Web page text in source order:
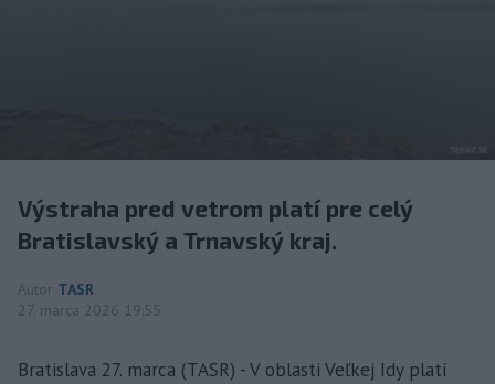
Výstraha pred vetrom platí pre celý
Bratislavský a Trnavský kraj.
Autor TASR
27. marca 2026 19:55
Bratislava 27. marca (TASR) - V oblasti Veľkej Idy platí